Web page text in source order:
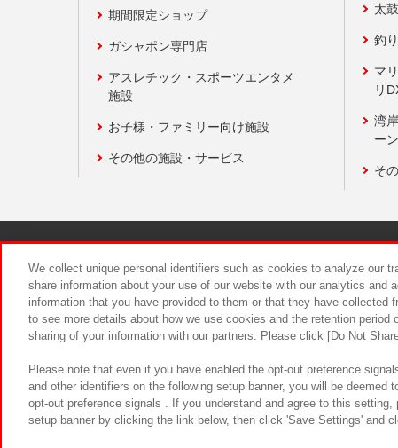
期間限定ショップ
ガシャポン専門店
アスレチック・スポーツエンタメ
施設
お子様・ファミリー向け施設
その他の施設・サービス
太
釣
マ
リ
湾
ー
そ
食品のご
We collect unique personal identifiers such as cookies to analyze our
share information about your use of our website with our analytics and
information that you have provided to them or that they have
to see more details about how we use cookies and the retention
sharing of your information with our partners. Please click [Do Not
Please note that even if you have enabled the opt-out preference
and other identifiers on the following setup banner, you will be deemed
opt-out preference signals . If you understand and agree to this
setup banner by clicking the link below, then click 'Save Settings' and